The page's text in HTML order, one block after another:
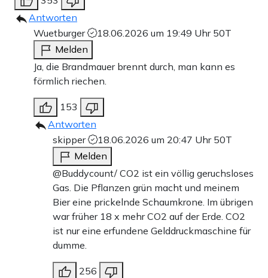
Antworten
Wuetburger
18.06.2026 um 19:49 Uhr 50T
Melden
Ja, die Brandmauer brennt durch, man kann es
förmlich riechen.
153
Antworten
skipper
18.06.2026 um 20:47 Uhr 50T
Melden
@Buddycount/ CO2 ist ein völlig geruchsloses
Gas. Die Pflanzen grün macht und meinem
Bier eine prickelnde Schaumkrone. Im übrigen
war früher 18 x mehr CO2 auf der Erde. CO2
ist nur eine erfundene Gelddruckmaschine für
dumme.
256